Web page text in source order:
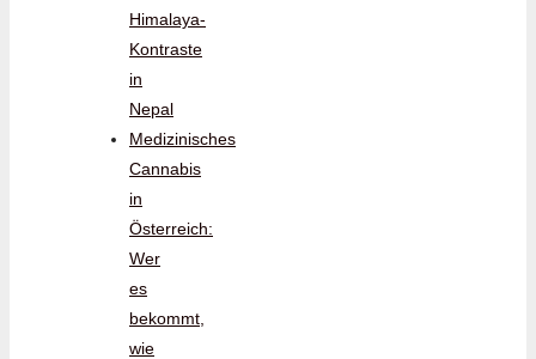
Himalaya-
Kontraste
in
Nepal
Medizinisches
Cannabis
in
Österreich:
Wer
es
bekommt,
wie